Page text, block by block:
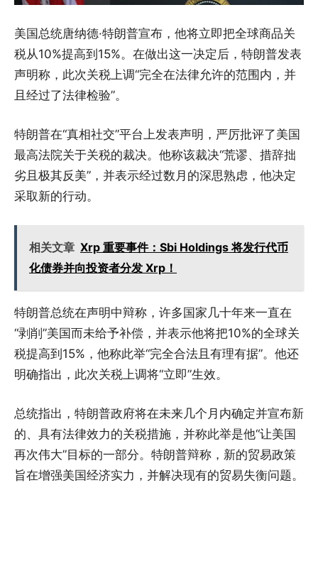
美国总统唐纳德·特朗普宣布，他将立即把全球商品关
税从10%提高到15%。在做出这一决定后，特朗普发表
声明称，此次关税上调“完全在法律允许的范围内，并
且经过了法律检验”。
特朗普在“真相社交”平台上发表声明，严厉批评了美国
最高法院关于关税的裁决。他称该裁决“荒谬、措辞拙
劣且极其反美”，并表示经过数月的深思熟虑，他决定
采取新的行动。
相关文章 Xrp 重要事件：Sbi Holdings 将发行代币
化债券并向投资者分发 Xrp！
特朗普总统在声明中辩称，许多国家几十年来一直在
“剥削”美国而未给予补偿，并表示他将把10%的全球关
税提高到15%，他称此举“完全合法且有理有据”。他还
明确指出，此次关税上调将“立即”生效。
总统指出，特朗普政府将在未来几个月内确定并宣布新
的、具有法律效力的关税措施，并称此举是他“让美国
再次伟大”目标的一部分。特朗普辩称，新的贸易政策
旨在增强美国经济实力，并解决现有的贸易失衡问题。